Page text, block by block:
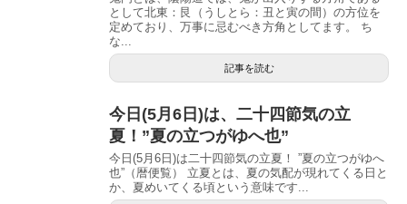
として北東：艮（うしとら：丑と寅の間）の方位を
定めており、万事に忌むべき方角としてます。 ち
な...
記事を読む
今日(5月6日)は、二十四節気の立
夏！”夏の立つがゆへ也”
今日(5月6日)は二十四節気の立夏！ ”夏の立つがゆへ
也”（暦便覧） 立夏とは、夏の気配が現れてくる日と
か、夏めいてくる頃という意味です...